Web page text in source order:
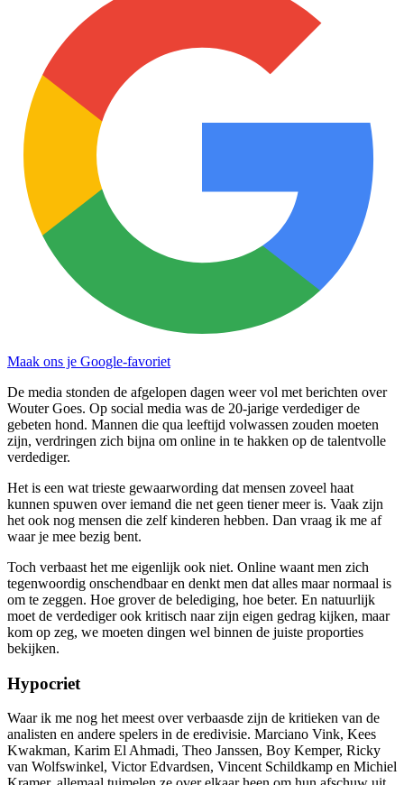
Maak ons je Google-favoriet
De media stonden de afgelopen dagen weer vol met berichten over
Wouter Goes. Op social media was de 20-jarige verdediger de
gebeten hond. Mannen die qua leeftijd volwassen zouden moeten
zijn, verdringen zich bijna om online in te hakken op de talentvolle
verdediger.
Het is een wat trieste gewaarwording dat mensen zoveel haat
kunnen spuwen over iemand die net geen tiener meer is. Vaak zijn
het ook nog mensen die zelf kinderen hebben. Dan vraag ik me af
waar je mee bezig bent.
Toch verbaast het me eigenlijk ook niet. Online waant men zich
tegenwoordig onschendbaar en denkt men dat alles maar normaal is
om te zeggen. Hoe grover de belediging, hoe beter. En natuurlijk
moet de verdediger ook kritisch naar zijn eigen gedrag kijken, maar
kom op zeg, we moeten dingen wel binnen de juiste proporties
bekijken.
Hypocriet
Waar ik me nog het meest over verbaasde zijn de kritieken van de
analisten en andere spelers in de eredivisie. Marciano Vink, Kees
Kwakman, Karim El Ahmadi, Theo Janssen, Boy Kemper, Ricky
van Wolfswinkel, Victor Edvardsen, Vincent Schildkamp en Michiel